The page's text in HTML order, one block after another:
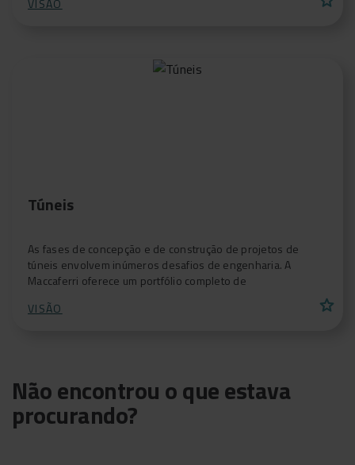
VISÃO
Túneis
As fases de concepção e de construção de projetos de
túneis envolvem inúmeros desafios de engenharia. A
Maccaferri oferece um portfólio completo de
VISÃO
star
Não encontrou o que estava
procurando?